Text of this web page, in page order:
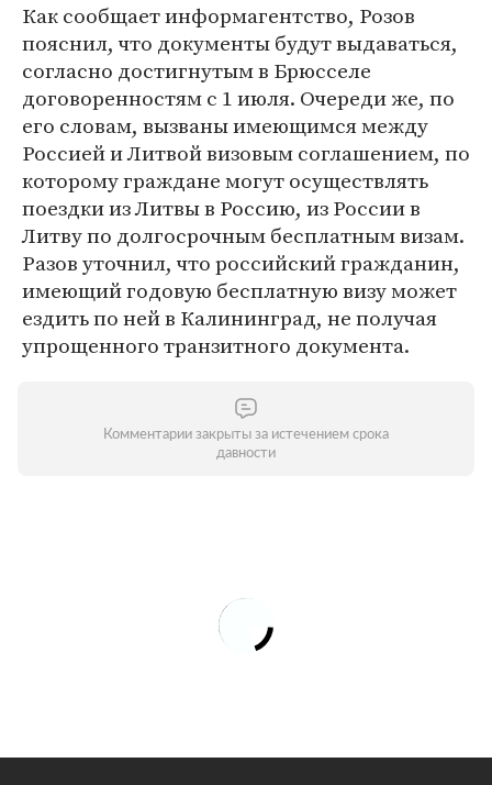
Как сообщает информагентство, Розов
пояснил, что документы будут выдаваться,
согласно достигнутым в Брюсселе
договоренностям с 1 июля. Очереди же, по
его словам, вызваны имеющимся между
Россией и Литвой визовым соглашением, по
которому граждане могут осуществлять
поездки из Литвы в Россию, из России в
Литву по долгосрочным бесплатным визам.
Разов уточнил, что российский гражданин,
имеющий годовую бесплатную визу может
ездить по ней в Калининград, не получая
упрощенного транзитного документа.
Комментарии закрыты за истечением срока
давности